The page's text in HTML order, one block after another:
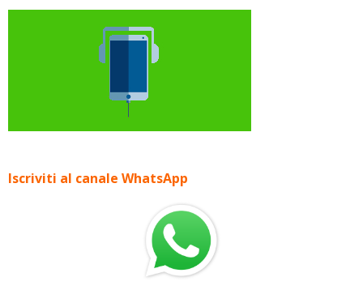
Iscriviti al canale WhatsApp